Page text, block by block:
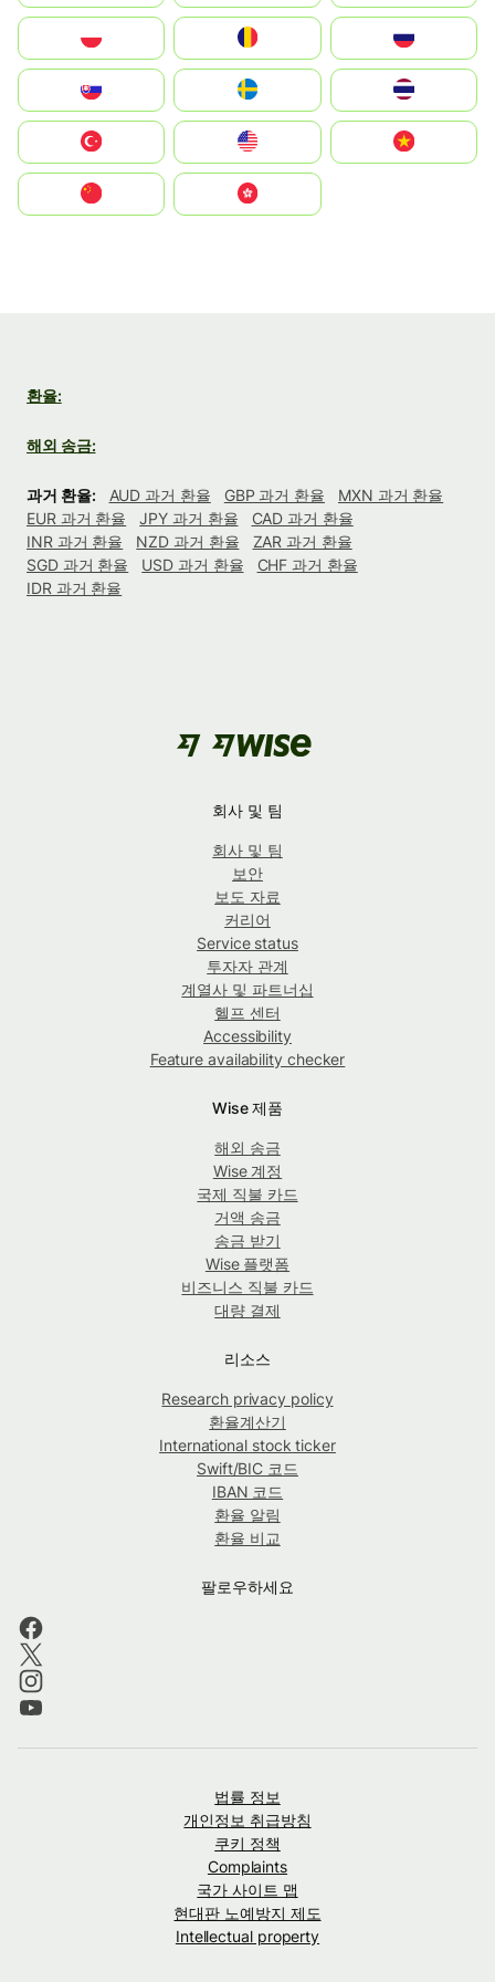
United States
中國香港特別行政區
환율:
해외 송금:
과거 환율: AUD 과거 환율 GBP 과거 환율
MXN 과거 환율
EUR 과거 환율
JPY 과거 환율
CAD 과거 환율
INR 과거 환율
NZD 과거 환율
ZAR 과거 환율
SGD 과거 환율
USD 과거 환율
CHF 과거 환율
IDR 과거 환율
회사 및 팀
회사 및 팀
보안
보도 자료
커리어
Service status
투자자 관계
계열사 및 파트너십
헬프 센터
Accessibility
Feature availability checker
Wise 제품
해외 송금
Wise 계정
국제 직불 카드
거액 송금
송금 받기
Wise 플랫폼
비즈니스 직불 카드
대량 결제
리소스
Research privacy policy
환율계산기
International stock ticker
Swift/BIC 코드
IBAN 코드
환율 알림
환율 비교
팔로우하세요
법률 정보
개인정보 취급방침
쿠키 정책
Complaints
국가 사이트 맵
현대판 노예방지 제도
Intellectual property